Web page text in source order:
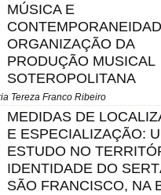
MÚSICA E
ORGANIZAÇÃO DA
PRODUÇÃO MUSICAL
SOTEROPOLITANA
Tereza Franco Ribeiro
MEDIDAS DE
E ESPECIALIZAÇÃO:
ESTUDO NO
IDENTIDADE DO
SÃO FRANCISCO, NA